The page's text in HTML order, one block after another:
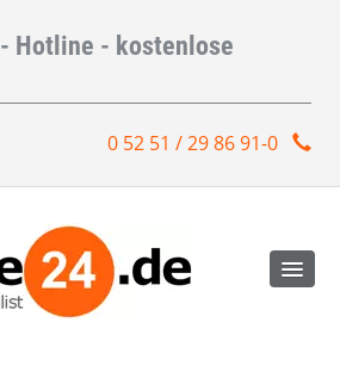
- Hotline - kostenlose
0 52 51 / 29 86 91-0